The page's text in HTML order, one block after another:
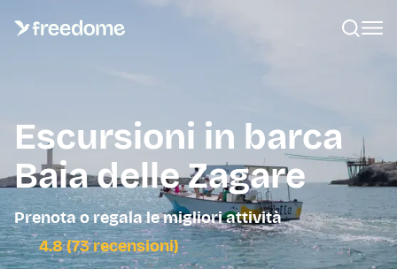
Escursioni in barca
Baia delle Zagare
Prenota o regala le migliori attività
4.8 (73 recensioni)